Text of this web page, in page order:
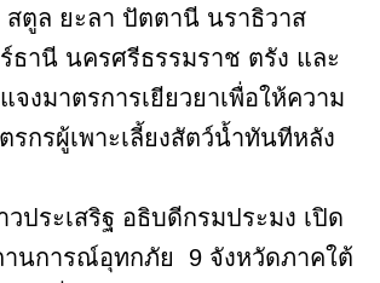
สตูล ยะลา ปัตตานี นราธิวาส
ธานี นครศรีธรรมราช ตรัง และ
จงมาตรการเยียวยาเพื่อให้ความ
รกรผู้เพาะเลี้ยงสัตว์น้ำทันทีหลัง
ประเสริฐ อธิบดีกรมประมง เปิด
านการณ์อุทกภัย 9 จังหวัดภาคใต้